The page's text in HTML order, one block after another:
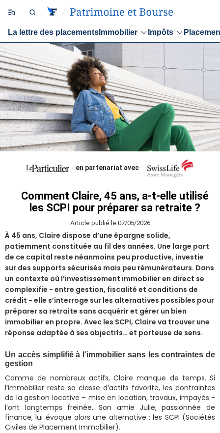
La lettre des placements Immobilier Impôts
en partenariat avec
Comment Claire, 45 ans, a-t-elle utilisé
les SCPI pour préparer sa retraite ?
Article publié le 07/05/2026
À 45 ans, Claire dispose d’une épargne solide,
patiemment constituée au fil des années. Une large part
de ce capital reste néanmoins peu productive, investie
sur des supports sécurisés mais peu rémunérateurs. Dans
un contexte où l’investissement immobilier en direct se
complexifie - entre gestion, fiscalité et conditions de
crédit - elle s’interroge sur les alternatives possibles pour
préparer sa retraite sans acquérir et gérer un bien
immobilier en propre. Avec les SCPI, Claire va trouver une
réponse adaptée à ses objectifs… et porteuse de sens.
Un accès simplifié à l’immobilier sans les contraintes de
gestion
Comme de nombreux actifs, Claire manque de temps. Si
l’immobilier reste sa classe d’actifs favorite, les contraintes
de la gestion locative – mise en location, travaux, impayés -
l’ont longtemps freinée. Son amie Julie, passionnée de
finance, lui évoque alors une alternative : les SCPI (Sociétés
Civiles de Placement Immobilier).